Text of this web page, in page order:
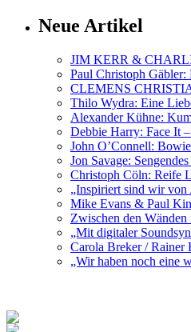
Neue Artikel
JIM KERR &
Paul Christoph
CLEMENS
Thilo Wydra: Eine
Alexander Kühne:
Debbie Harry: Face It
John O’Connell:
Jon Savage:
Christoph Cöln: Reife
„Inspiriert sind wir
Mike Evans & Paul
Zwischen den
„Mit digitaler
Carola Breker / Rainer
„Wir haben noch eine